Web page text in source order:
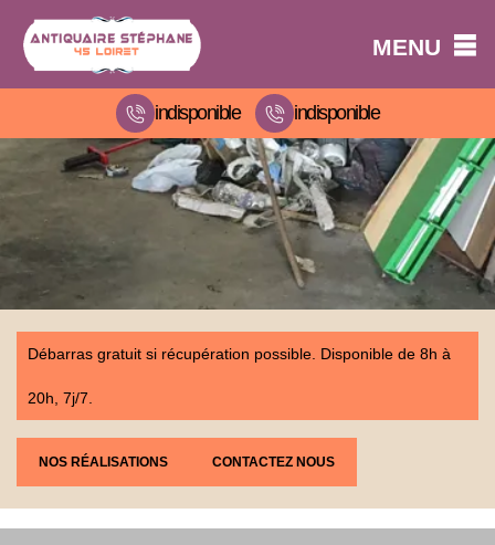
MENU
indisponible indisponible
Débarras gratuit si récupération possible. Disponible de 8h à
20h, 7j/7.
NOS RÉALISATIONS CONTACTEZ NOUS